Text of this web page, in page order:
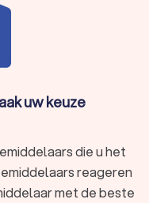
uw keuze
die u het
reageren
met de beste